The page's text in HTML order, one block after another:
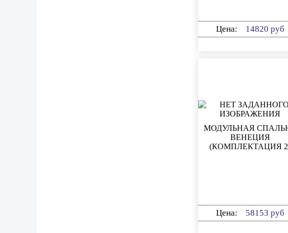
Цена: 14820 руб
МОДУЛЬНАЯ
ВЕНЕЦИЯ
(КОМПЛЕКТАЦИЯ
Цена: 58153 руб